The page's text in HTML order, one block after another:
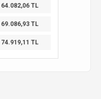
64.082,06 TL
69.086,93 TL
74.919,11 TL